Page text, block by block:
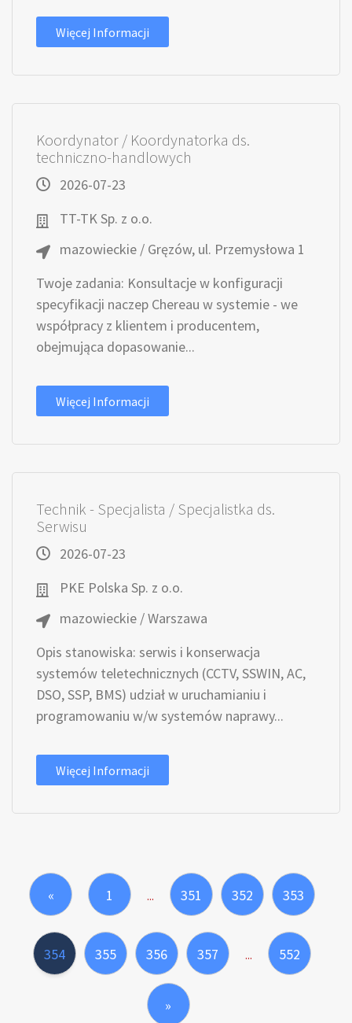
Więcej Informacji
Koordynator / Koordynatorka ds.
techniczno-handlowych
2026-07-23
TT-TK Sp. z o.o.
mazowieckie / Gręzów, ul. Przemysłowa 1
Twoje zadania: Konsultacje w konfiguracji
specyfikacji naczep Chereau w systemie - we
współpracy z klientem i producentem,
obejmująca dopasowanie...
Więcej Informacji
Technik - Specjalista / Specjalistka ds.
Serwisu
2026-07-23
PKE Polska Sp. z o.o.
mazowieckie / Warszawa
Opis stanowiska: serwis i konserwacja
systemów teletechnicznych (CCTV, SSWIN, AC,
DSO, SSP, BMS) udział w uruchamianiu i
programowaniu w/w systemów naprawy...
Więcej Informacji
« 1 ... 351 352 353
354 355 356 357 ... 552
»